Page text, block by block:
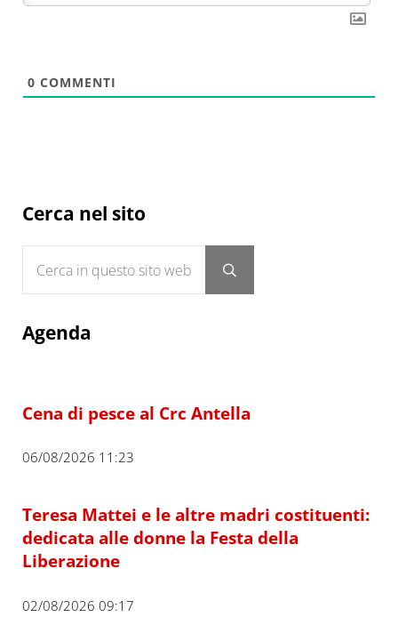
0 COMMENTI
Sidebar
Cerca nel sito
Submit search
Agenda
Cena di pesce al Crc Antella
06/08/2026 11:23
Teresa Mattei e le altre madri costituenti:
dedicata alle donne la Festa della
Liberazione
02/08/2026 09:17